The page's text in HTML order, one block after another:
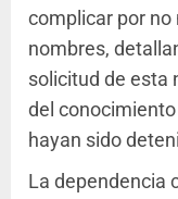
complicar por
nombres,
solicitud de esta
del
hayan sido
La dependencia